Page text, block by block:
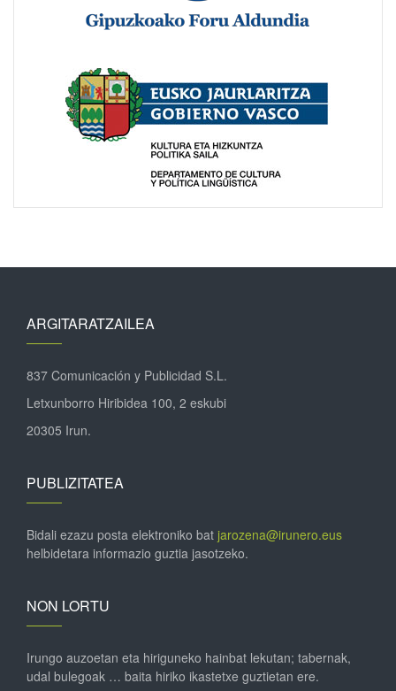
ARGITARATZAILEA
837 Comunicación y Publicidad S.L.
Letxunborro Hiribidea 100, 2 eskubi
20305 Irun.
PUBLIZITATEA
Bidali ezazu posta elektroniko bat jarozena@irunero.eus
helbidetara informazio guztia jasotzeko.
NON LORTU
Irungo auzoetan eta hiriguneko hainbat lekutan; tabernak,
udal bulegoak … baita hiriko ikastetxe guztietan ere.